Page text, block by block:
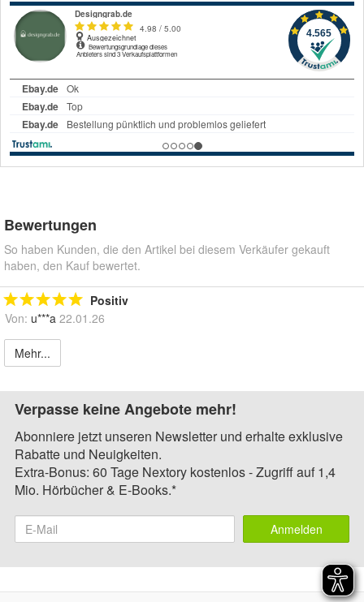
Bewertungen
So haben Kunden, die den Artikel bei diesem Verkäufer gekauft
haben, den Kauf bewertet.
Positiv
Von: u***a 22.01.26
Mehr...
Verpasse keine Angebote mehr!
Abonniere jetzt unseren Newsletter und erhalte exklusive
Rabatte und Neuigkeiten.
Extra-Bonus: 60 Tage Nextory kostenlos - Zugriff auf 1,4
Mio. Hörbücher & E-Books.*
Anmelden